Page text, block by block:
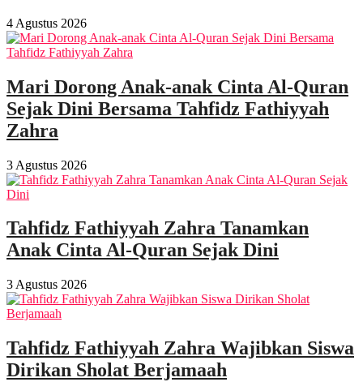
4 Agustus 2026
Mari Dorong Anak-anak Cinta Al-Quran
Sejak Dini Bersama Tahfidz Fathiyyah
Zahra
3 Agustus 2026
Tahfidz Fathiyyah Zahra Tanamkan
Anak Cinta Al-Quran Sejak Dini
3 Agustus 2026
Tahfidz Fathiyyah Zahra Wajibkan Siswa
Dirikan Sholat Berjamaah